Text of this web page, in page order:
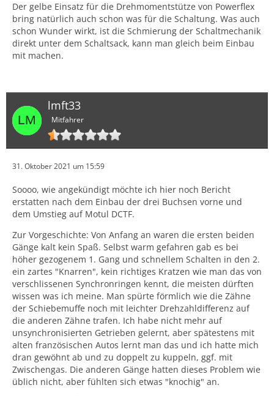
Der gelbe Einsatz für die Drehmomentstütze von Powerflex
bring natürlich auch schon was für die Schaltung. Was auch
schon Wunder wirkt, ist die Schmierung der Schaltmechanik
direkt unter dem Schaltsack, kann man gleich beim Einbau
mit machen.
lmft33
Mitfahrer
31. Oktober 2021 um 15:59
Soooo, wie angekündigt möchte ich hier noch Bericht
erstatten nach dem Einbau der drei Buchsen vorne und
dem Umstieg auf Motul DCTF.
Zur Vorgeschichte: Von Anfang an waren die ersten beiden
Gänge kalt kein Spaß. Selbst warm gefahren gab es bei
höher gezogenem 1. Gang und schnellem Schalten in den 2.
ein zartes "Knarren", kein richtiges Kratzen wie man das von
verschlissenen Synchronringen kennt, die meisten dürften
wissen was ich meine. Man spürte förmlich wie die Zähne
der Schiebemuffe noch mit leichter Drehzahldifferenz auf
die anderen Zähne trafen. Ich habe nicht mehr auf
unsynchronisierten Getrieben gelernt, aber spätestens mit
alten französischen Autos lernt man das und ich hatte mich
dran gewöhnt ab und zu doppelt zu kuppeln, ggf. mit
Zwischengas. Die anderen Gänge hatten dieses Problem wie
üblich nicht, aber fühlten sich etwas "knochig" an.